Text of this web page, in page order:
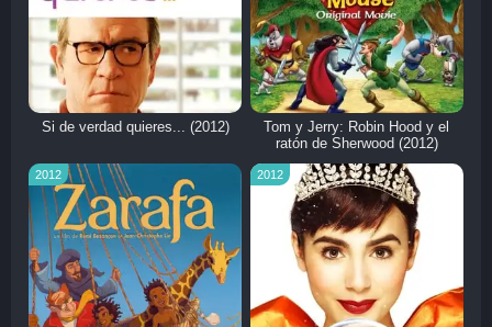
Si de verdad quieres... (2012)
Tom y Jerry: Robin Hood y el
ratón de Sherwood (2012)
2012 2012